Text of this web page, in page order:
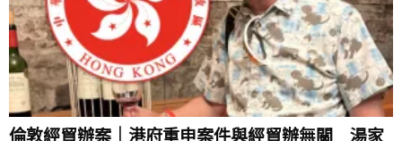
倫敦經貿辦案｜港府重申案件與經貿辦無關 湯家